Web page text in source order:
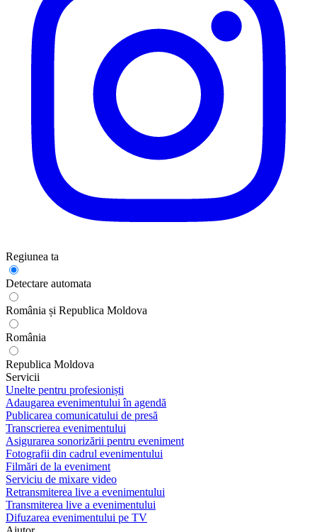
Regiunea ta
Detectare automata
România și Republica Moldova
România
Republica Moldova
Servicii
Unelte pentru profesioniști
Adaugarea evenimentului în agendă
Publicarea comunicatului de presă
Transcrierea evenimentului
Asigurarea sonorizării pentru eveniment
Fotografii din cadrul evenimentului
Filmări de la eveniment
Serviciu de mixare video
Retransmiterea live a evenimentului
Transmiterea live a evenimentului
Difuzarea evenimentului pe TV